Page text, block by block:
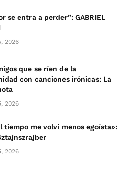
se entra a perder”: GABRIEL
2026
que se ríen de la
con canciones irónicas: La
2026
tiempo me volví menos egoísta»:
2026